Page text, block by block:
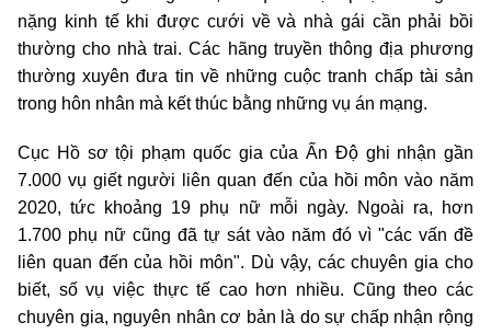
nặng kinh tế khi được cưới về và nhà gái cần phải bồi
thường cho nhà trai. Các hãng truyền thông địa phương
thường xuyên đưa tin về những cuộc tranh chấp tài sản
trong hôn nhân mà kết thúc bằng những vụ án mạng.
Cục Hồ sơ tội phạm quốc gia của Ấn Độ ghi nhận gần
7.000 vụ giết người liên quan đến của hồi môn vào năm
2020, tức khoảng 19 phụ nữ mỗi ngày. Ngoài ra, hơn
1.700 phụ nữ cũng đã tự sát vào năm đó vì "các vấn đề
liên quan đến của hồi môn". Dù vậy, các chuyên gia cho
biết, số vụ việc thực tế cao hơn nhiều. Cũng theo các
chuyên gia, nguyên nhân cơ bản là do sự chấp nhận rộng